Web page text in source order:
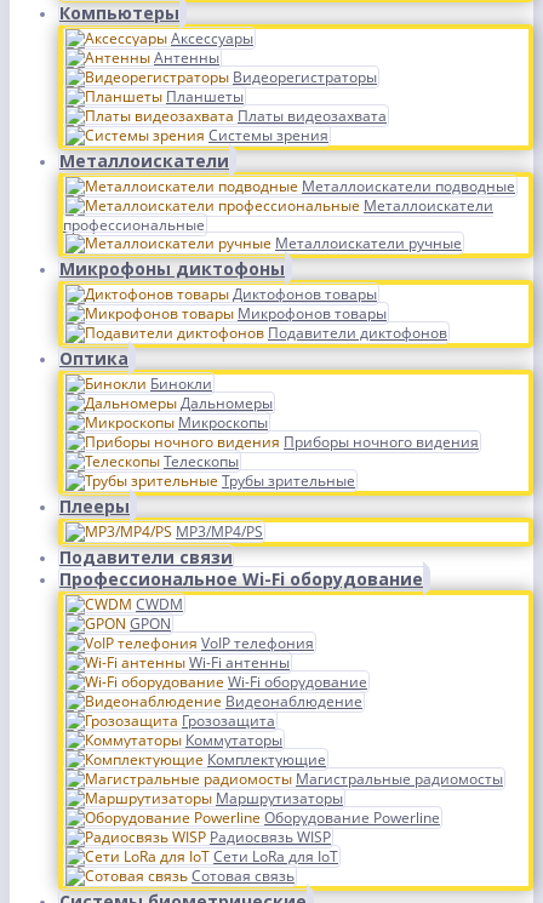
Компьютеры
Аксессуары
Антенны
Видеорегистраторы
Планшеты
Платы видеозахвата
Системы зрения
Металлоискатели
Металлоискатели подводные
Металлоискатели
профессиональные
Металлоискатели ручные
Микрофоны диктофоны
Диктофонов товары
Микрофонов товары
Подавители диктофонов
Оптика
Бинокли
Дальномеры
Микроскопы
Приборы ночного видения
Телескопы
Трубы зрительные
Плееры
MP3/MP4/PS
Подавители связи
Профессиональное Wi-Fi оборудование
CWDM
GPON
VoIP телефония
Wi-Fi антенны
Wi-Fi оборудование
Видеонаблюдение
Грозозащита
Коммутаторы
Комплектующие
Магистральные радиомосты
Маршрутизаторы
Оборудование Powerline
Радиосвязь WISP
Сети LoRa для IoT
Сотовая связь